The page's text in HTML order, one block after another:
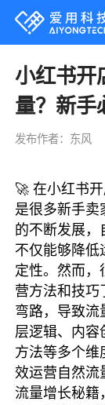
小红书开
量？新手
发布作者：东风
🚀 在小红书
是很多新手卖
的不断发展，
不仅能够降低
定性。然而，
营方法和技巧
弯路，导致流
层逻辑、内容
方法等多个维
效运营自然流
流量增长秘籍